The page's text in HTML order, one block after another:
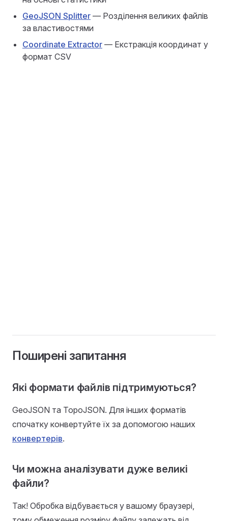
GeoJSON Splitter — Розділення великих файлів
за властивостями
Coordinate Extractor — Екстракція координат у
формат CSV
Поширені запитання
Які формати файлів підтримуються?
GeoJSON та TopoJSON. Для інших форматів
спочатку конвертуйте їх за допомогою наших
конвертерів.
Чи можна аналізувати дуже великі
файли?
Так! Обробка відбувається у вашому браузері,